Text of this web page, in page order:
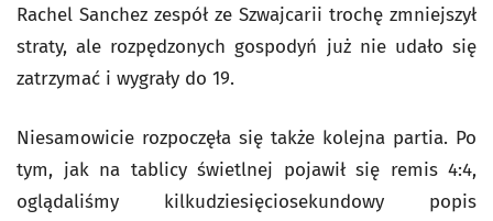
Rachel Sanchez zespół ze Szwajcarii trochę zmniejszył
straty, ale rozpędzonych gospodyń już nie udało się
zatrzymać i wygrały do 19.
Niesamowicie rozpoczęła się także kolejna partia. Po
tym, jak na tablicy świetlnej pojawił się remis 4:4,
oglądaliśmy kilkudziesięciosekundowy popis